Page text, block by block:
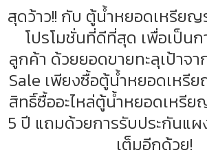
สุดว้าว!! กับ ตู้น้ำหยอดเหรีย
โปรโมชั่นที่ดีที่สุด เพื่อเป็น
ลูกค้า ด้วยยอดขายทะลุเป้าจ
Sale เพียงซื้อตู้น้ำหยอดเหรี
สิทธิ์ซื้ออะไหล่ตู้น้ำหยอดเหรี
5 ปี แถมด้วยการรับประกันแผ
เต็มอีกด้วย!